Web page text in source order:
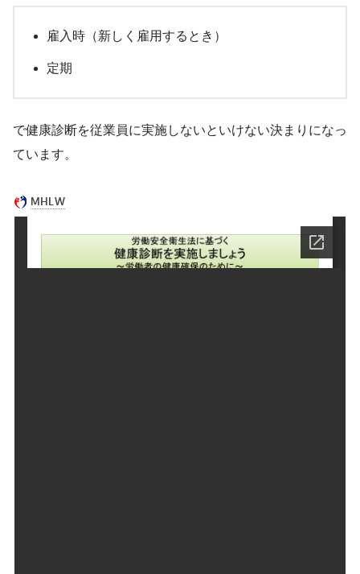
雇入時（新しく雇用するとき）
定期
で健康診断を従業員に実施しないといけない決まりになっ
ています。